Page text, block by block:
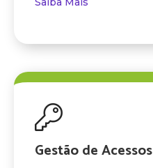
Gestão de Acessos